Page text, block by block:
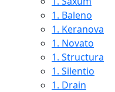
1. Baleno
1. Keranova
1. Novato
1. Structura
1. Silentio
1. Drain